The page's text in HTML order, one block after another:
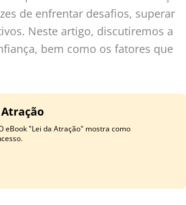
de enfrentar desafios, superar
Neste artigo, discutiremos a
bem como os fatores que
eBook "Lei da Atração" mostra como